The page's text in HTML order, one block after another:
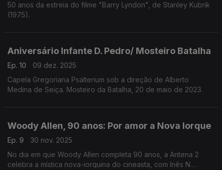
50 anos da estreia do filme "Barry Lyndon", de Stanley Kubrik
(1975).
Aniversário Infante D. Pedro/ Mosteiro Batalha
Ep. 10
09 dez. 2025
Capela Gregoriana Psalterium sob a direção de Alberto
Medina de Seiça. Mosteiro da Batalha, 20 de maio de 2023.
Woody Allen, 90 anos: Por amor a Nova Iorque
Ep. 9
30 nov. 2025
No dia em que Woody Allen completa 90 anos, a Antena 2
celebra a mística nova-iorquina do cineasta, com Inês N.